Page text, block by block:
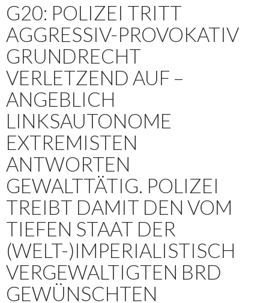
G20: POLIZEI TRITT
AGGRESSIV-PROVOKATIV
GRUNDRECHT
VERLETZEND AUF –
ANGEBLICH
LINKSAUTONOME
EXTREMISTEN
ANTWORTEN
GEWALTTÄTIG. POLIZEI
TREIBT DAMIT DEN VOM
TIEFEN STAAT DER
(WELT-)IMPERIALISTISCH
VERGEWALTIGTEN BRD
GEWÜNSCHTEN